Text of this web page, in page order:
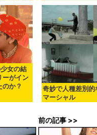
女の結
ーがイン
のか？
奇妙で人種差別的
マーシャル
前の記事 >>